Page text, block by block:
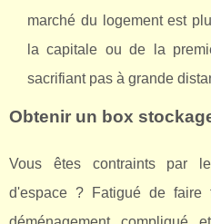
marché du logement est
la capitale ou de la
sacrifiant pas à grande
Obtenir un box
Vous êtes contraints par
d'espace ? Fatigué de